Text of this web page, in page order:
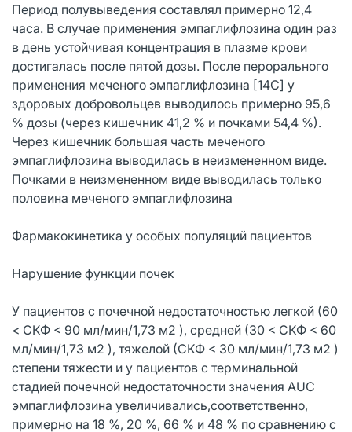
Период полувыведения составлял примерно 12,4
часа. В случае применения эмпаглифлозина один раз
в день устойчивая концентрация в плазме крови
достигалась после пятой дозы. После перорального
применения меченого эмпаглифлозина [14C] у
здоровых добровольцев выводилось примерно 95,6
% дозы (через кишечник 41,2 % и почками 54,4 %).
Через кишечник большая часть меченого
эмпаглифлозина выводилась в неизмененном виде.
Почками в неизмененном виде выводилась только
половина меченого эмпаглифлозина
Фармакокинетика у особых популяций пациентов
Нарушение функции почек
У пациентов с почечной недостаточностью легкой (60
< СКФ < 90 мл/мин/1,73 м2 ), средней (30 < СКФ < 60
мл/мин/1,73 м2 ), тяжелой (СКФ < 30 мл/мин/1,73 м2 )
степени тяжести и у пациентов с терминальной
стадией почечной недостаточности значения AUC
эмпаглифлозина увеличивались,соответственно,
примерно на 18 %, 20 %, 66 % и 48 % по сравнению с